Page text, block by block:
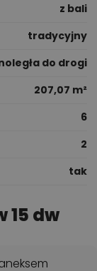
z bali
tradycyjny
do drogi
207,07 m²
6
2
tak
15 dw